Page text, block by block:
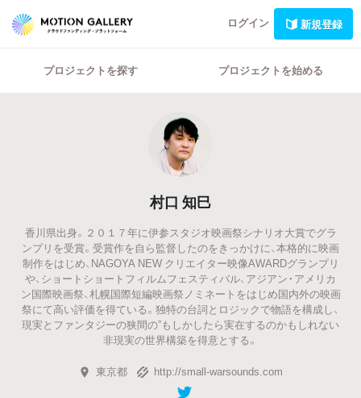
ログイン 新規登録
プロジェクトを探す プロジェクトを始める
村口 知巳
香川県出身。２０１７年に伊参スタジオ映画祭シナリオ大賞でグラ
ンプリを受賞。受賞作を自ら監督したのをきっかけに、本格的に映画
制作をはじめ、NAGOYA NEW クリエイター映像AWARDグランプリ
や、ショートショートフィルムフェスティバル、アジアン・アメリカ
ン国際映画祭、札幌国際短編映画祭ノミネートをはじめ国内外の映画
祭にて高い評価を得ている。独特の台詞とロジックで物語を構成し、
現実とファンタジーの狭間の”もしかしたら実在するのかもしれない
非現実の世界構築を得意とする。
東京都 http://small-warsounds.com